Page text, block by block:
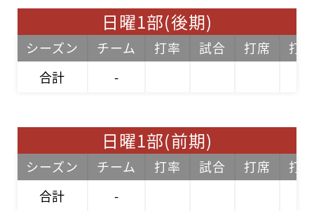
日曜1部(後期)
シーズン チーム 打率 試合 打席
打
合計
-
日曜1部(前期)
シーズン チーム 打率 試合 打席
打
合計
-